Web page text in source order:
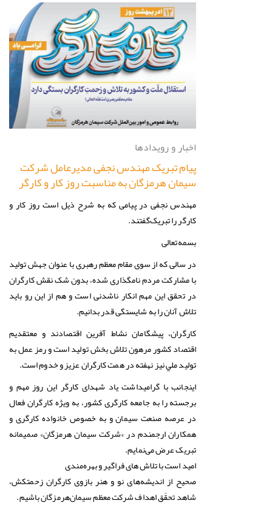
اخبار و رویدادها
پیام تبریک مهندس نجفی مدیرعامل شرکت
سیمان هرمزگان به مناسبت روز کار و کارگر
مهندس نجفی در پیامی که به شرح ذیل است روز کار و
کارگر را تبریک‌گفتند.
بسمه‌تعالی
در سالی که از سوی مقام معظم رهبری با عنوان جهش تولید
با مشارکت مردم نامگذاری شده، بدون شک نقش کارگران
در تحقق این مهم انکار ناشدنی است و هم از این رو باید
تلاش آنان را به شایستگی قدر بدانیم.
کارگران، پیشگامان نشاط آفرین اقتصادند و معتقدیم
اقتصاد کشور مرهون تلاش بخش تولید است و رمز عمل به
توليد ملي نيز نهفته در همت کارگران عزیز و خدوم است.
اینجانب با گرامیداشت یاد شهدای کارگر این روز مهم و
برجسته را به جامعه کارگری کشور، به ویژه کارگران فعال
در عرصه صنعت سیمان و به خصوص خانواده کارگری و
همکاران ارجمندم در «شرکت سیمان هرمزگان» صمیمانه
تبریک عرض می‌نمایم.
امید است با تلاش های فراگیر و بهره‌مندی
صحیح از اندیشه‌های نو و هنر بازوی کارگران زحمتکش،
شاهد تحقّق اهداف شرکت معظم سیمان‌هرمزگان باشیم.